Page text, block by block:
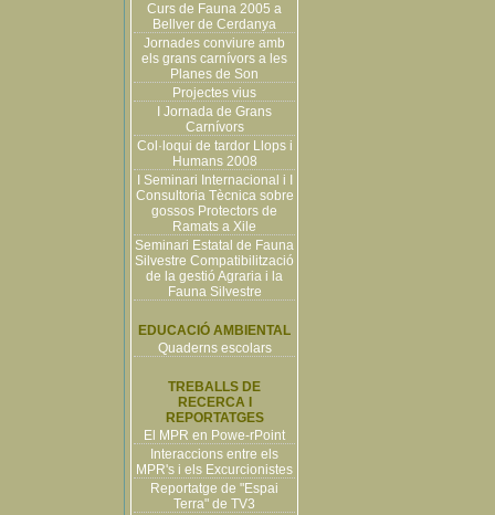
Curs de Fauna 2005 a
Bellver de Cerdanya
Jornades conviure amb
els grans carnívors a les
Planes de Son
Projectes vius
I Jornada de Grans
Carnívors
Col·loqui de tardor Llops i
Humans 2008
I Seminari Internacional i I
Consultoria Tècnica sobre
gossos Protectors de
Ramats a Xile
Seminari Estatal de Fauna
Silvestre Compatibilització
de la gestió Agraria i la
Fauna Silvestre
EDUCACIÓ AMBIENTAL
Quaderns escolars
TREBALLS DE
RECERCA I
REPORTATGES
El MPR en Powe-rPoint
Interaccions entre els
MPR's i els Excurcionistes
Reportatge de "Espai
Terra" de TV3